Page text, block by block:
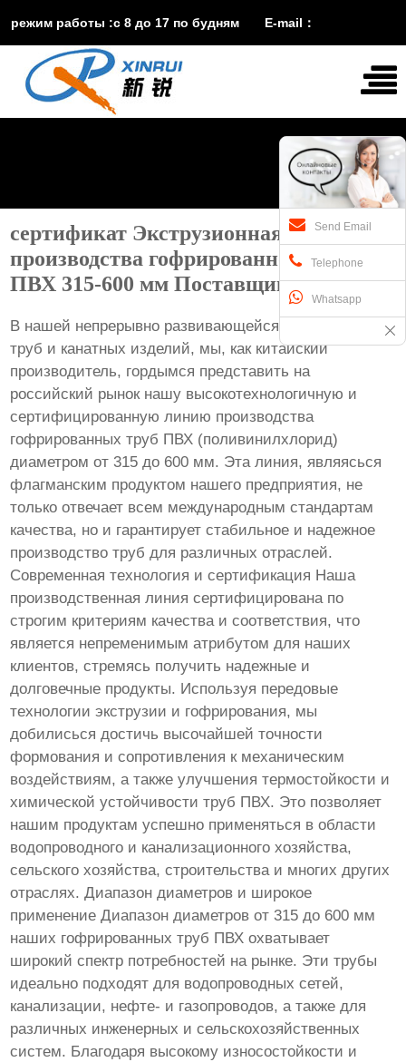
режим работы :с 8 до 17 по будням E-mail：
vira@xinruisuji.comWhatsApp： 
сертификат Экструзионная линия
производства гофрированной трубы
ПВХ 315-600 мм Поставщик
В нашей непрерывно развивающейся индустрии
труб и канатных изделий, мы, как китайский
производитель, гордымся представить на
российский рынок нашу высокотехнологичную и
сертифицированную линию производства
гофрированных труб ПВХ (поливинилхлорид)
диаметром от 315 до 600 мм. Эта линия, являясься
флагманским продуктом нашего предприятия, не
только отвечает всем международным стандартам
качества, но и гарантирует стабильное и надежное
производство труб для различных отраслей.
Современная технология и сертификация Наша
производственная линия сертифицирована по
строгим критериям качества и соответствия, что
является непременимым атрибутом для наших
клиентов, стремясь получить надежные и
долговечные продукты. Используя передовые
технологии экструзии и гофрирования, мы
добилисься достичь высочайшей точности
формования и сопротивления к механическим
воздействиям, а также улучшения термостойкости и
химической устойчивости труб ПВХ. Это позволяет
нашим продуктам успешно применяться в области
водопроводного и канализационного хозяйства,
сельского хозяйства, строительства и многих других
отраслях. Диапазон диаметров и широкое
применение Диапазон диаметров от 315 до 600 мм
наших гофрированных труб ПВХ охватывает
широкий спектр потребностей на рынке. Эти трубы
идеально подходят для водопроводных сетей,
канализации, нефте- и газопроводов, а также для
различных инженерных и сельскохозяйственных
систем. Благодаря высокому износостойкости и
Send Email
Telephone
Whatsapp